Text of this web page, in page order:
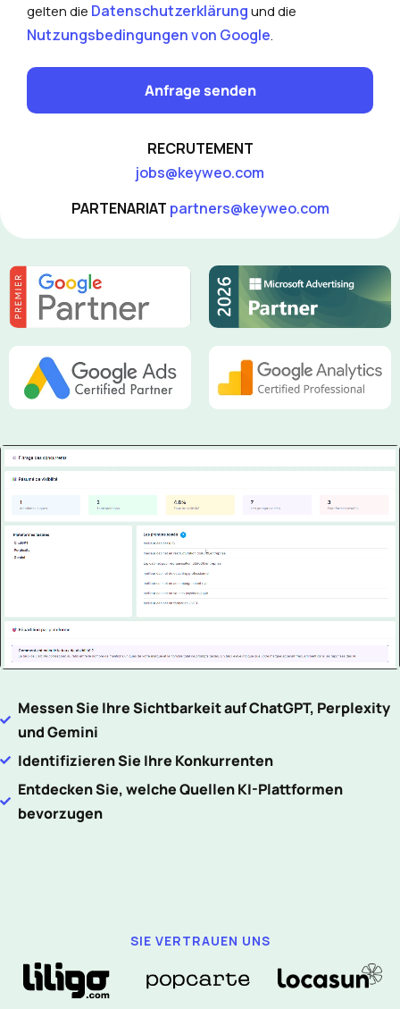
Messen Sie Ihre Sichtbarkeit auf ChatGPT, Perplexity
und Gemini
Identifizieren Sie Ihre Konkurrenten
Entdecken Sie, welche Quellen KI-Plattformen
bevorzugen
SIE VERTRAUEN UNS
gelten die Datenschutzerklärungund die
Nutzungsbedingungen von Google.
RECRUTEMENT
jobs@keyweo.com
PARTENARIAT partners@keyweo.com